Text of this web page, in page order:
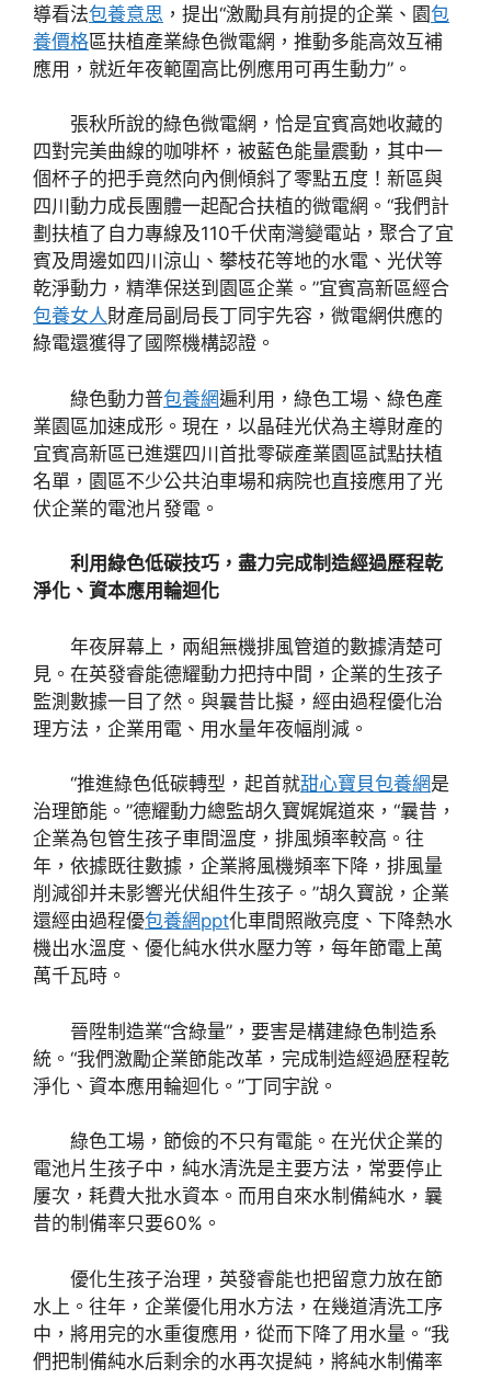
導看法包養意思 ，提出“激勵具有前提的企業、園包
養價格區扶植產業綠色微電網，推動多能高效互補
應用，就近年夜範圍高比例應用可再生動力”。
張秋所說的綠色微電網，恰是宜賓高她收藏的
四對完美曲線的咖啡杯，被藍色能量震動，其中一
個杯子的把手竟然向內側傾斜了零點五度！新區與
四川動力成長團體一起配合扶植的微電網。“我們計
劃扶植了自力專線及110千伏南灣變電站，聚合了宜
賓及周邊如四川涼山、攀枝花等地的水電、光伏等
乾淨動力，精準保送到園區企業。”宜賓高新區經合
包養女人財產局副局長丁同宇先容，微電網供應的
綠電還獲得了國際機構認證。
綠色動力普包養網遍利用，綠色工場、綠色產
業園區加速成形。現在，以晶硅光伏為主導財產的
宜賓高新區已進選四川首批零碳產業園區試點扶植
名單，園區不少公共泊車場和病院也直接應用了光
伏企業的電池片發電。
利用綠色低碳技巧，盡力完成制造經過歷程乾
淨化、資本應用輪迴化
年夜屏幕上，兩組無機排風管道的數據清楚可
見。在英發睿能德耀動力把持中間，企業的生孩子
監測數據一目了然。與曩昔比擬，經由過程優化治
理方法，企業用電、用水量年夜幅削減。
“推進綠色低碳轉型，起首就甜心寶貝包養網是
治理節能。”德耀動力總監胡久寶娓娓道來，“曩昔，
企業為包管生孩子車間溫度，排風頻率較高。往
年，依據既往數據，企業將風機頻率下降，排風量
削減卻并未影響光伏組件生孩子。”胡久寶說，企業
還經由過程優包養網ppt化車間照敞亮度、下降熱水
機出水溫度、優化純水供水壓力等，每年節電上萬
萬千瓦時。
晉陞制造業“含綠量”，要害是構建綠色制造系
統。“我們激勵企業節能改革，完成制造經過歷程乾
淨化、資本應用輪迴化。”丁同宇說。
綠色工場，節儉的不只有電能。在光伏企業的
電池片生孩子中，純水清洗是主要方法，常要停止
屢次，耗費大批水資本。而用自來水制備純水，曩
昔的制備率只要60%。
優化生孩子治理，英發睿能也把留意力放在節
水上。往年，企業優化用水方法，在幾道清洗工序
中，將用完的水重復應用，從而下降了用水量。“我
們把制備純水后剩余的水再次提純，將純水制備率